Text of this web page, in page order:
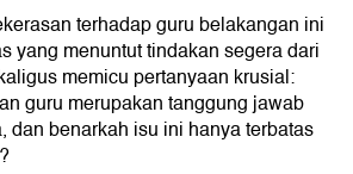
terhadap guru belakangan ini
yang menuntut tindakan segera dari
memicu pertanyaan krusial:
guru merupakan tanggung jawab
dan benarkah isu ini hanya terbatas